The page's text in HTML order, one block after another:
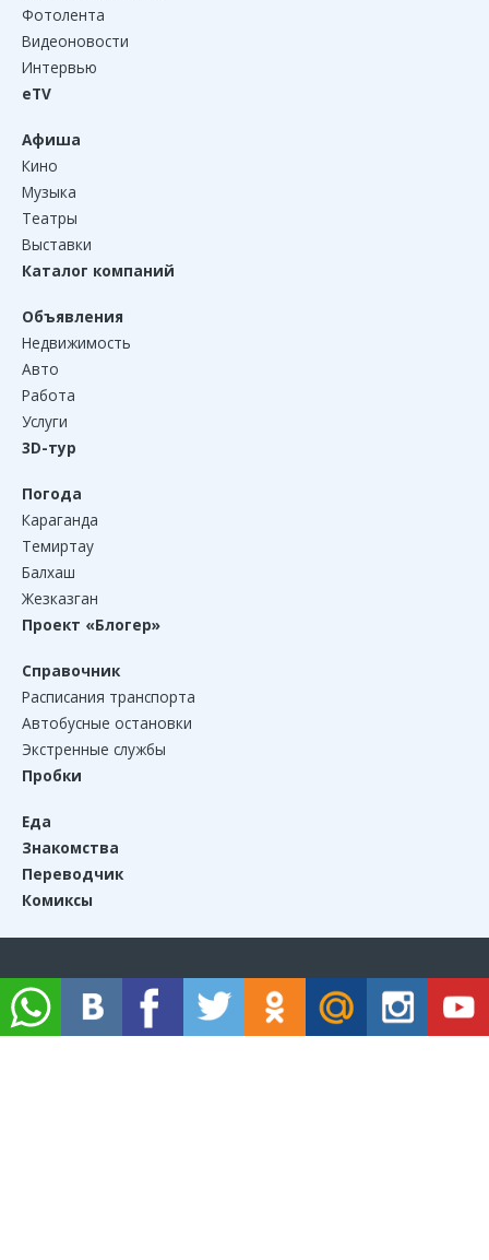
Фотолента
Видеоновости
Интервью
eTV
Афиша
Кино
Музыка
Театры
Выставки
Каталог компаний
Объявления
Недвижимость
Авто
Работа
Услуги
3D-тур
Погода
Караганда
Темиртау
Балхаш
Жезказган
Проект «Блогер»
Справочник
Расписания транспорта
Автобусные остановки
Экстренные службы
Пробки
Еда
Знакомства
Переводчик
Комиксы